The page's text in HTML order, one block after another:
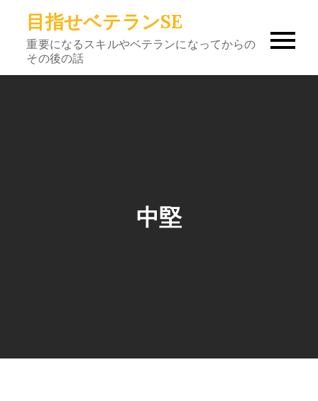
content
目指せベテランSE
重要になるスキルやベテランになってからの
その後の話
中堅